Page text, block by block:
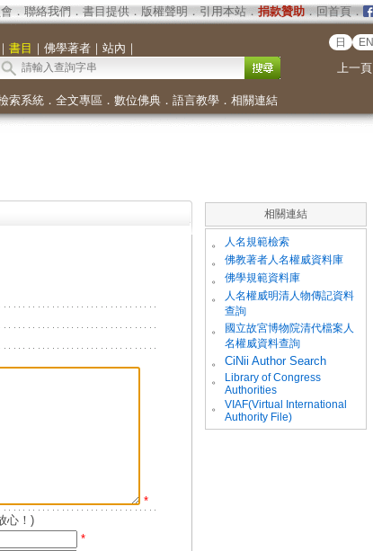
． 聯絡我們 ． 書目提供． 版權聲明 ． 引用本站． 捐款贊助．回首頁．
｜ 書目 ｜ 佛學著者｜ 站內 ｜ 日 EN
上一頁
索系統． 全文專區 ． 數位佛典． 語言教學． 相關連結
*
心！)
*
相關連結
。 人名規範檢索
。 佛教著者人名權威資料庫
。 佛學規範資料庫
。
人名權威明清人物傳記資料
查詢
。
國立故宮博物院清代檔案人
名權威資料查詢
。
CiNii Author Search
。
Library of Congress
Authorities
。
VIAF(Virtual International
Authority File)